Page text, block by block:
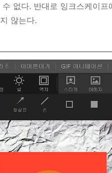
없다. 반대로 잉크스케이
않는다.